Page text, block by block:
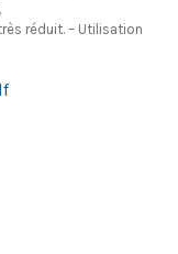
réduit. – Utilisation